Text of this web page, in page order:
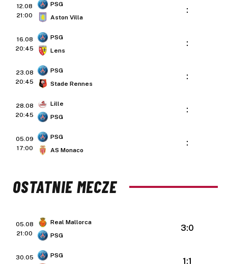
12.08
21:00
PSG
Aston Villa
:
16.08
20:45
PSG
Lens
:
23.08
20:45
PSG
Stade Rennes
:
28.08
20:45
Lille
PSG
:
05.09
17:00
PSG
AS Monaco
:
OSTATNIE MECZE
05.08
21:00
Real Mallorca
PSG
3:0
30.05
PSG
1:1